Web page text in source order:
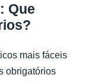
Que
mais fáceis
obrigatórios